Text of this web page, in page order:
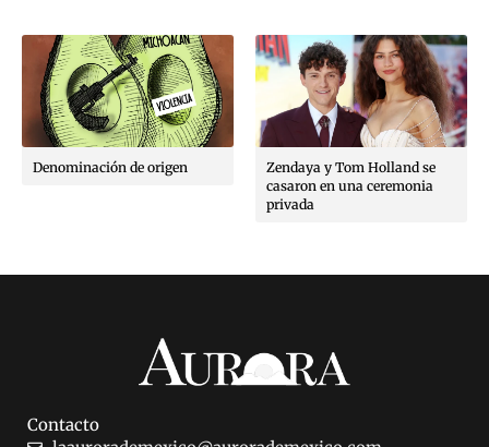
Denominación de origen
Zendaya y Tom Holland se
casaron en una ceremonia
privada
Contacto